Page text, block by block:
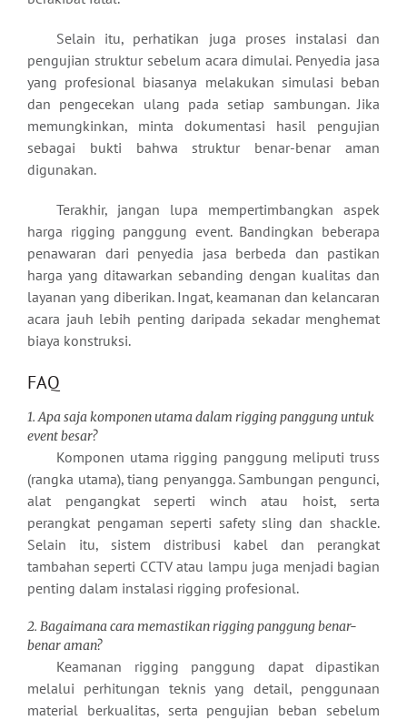
Selain itu, perhatikan juga proses instalasi dan
pengujian struktur sebelum acara dimulai. Penyedia jasa
yang profesional biasanya melakukan simulasi beban
dan pengecekan ulang pada setiap sambungan. Jika
memungkinkan, minta dokumentasi hasil pengujian
sebagai bukti bahwa struktur benar-benar aman
digunakan.
Terakhir, jangan lupa mempertimbangkan aspek
harga rigging panggung event. Bandingkan beberapa
penawaran dari penyedia jasa berbeda dan pastikan
harga yang ditawarkan sebanding dengan kualitas dan
layanan yang diberikan. Ingat, keamanan dan kelancaran
acara jauh lebih penting daripada sekadar menghemat
biaya konstruksi.
FAQ
1. Apa saja komponen utama dalam rigging panggung untuk
event besar?
Komponen utama rigging panggung meliputi truss
(rangka utama), tiang penyangga. Sambungan pengunci,
alat pengangkat seperti winch atau hoist, serta
perangkat pengaman seperti safety sling dan shackle.
Selain itu, sistem distribusi kabel dan perangkat
tambahan seperti CCTV atau lampu juga menjadi bagian
penting dalam instalasi rigging profesional.
2. Bagaimana cara memastikan rigging panggung benar-
benar aman?
Keamanan rigging panggung dapat dipastikan
melalui perhitungan teknis yang detail, penggunaan
material berkualitas, serta pengujian beban sebelum